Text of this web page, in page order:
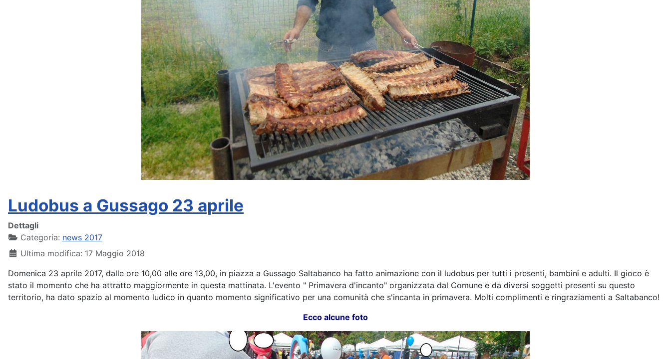
Ludobus a Gussago 23 aprile
Dettagli
Categoria: news 2017
Ultima modifica: 17 Maggio 2018
Domenica 23 aprile 2017, dalle ore 10,00 alle ore 13,00, in piazza a Gussago Saltabanco ha fatto animazione con il ludobus per tutti i presenti, bambini e adulti. Il gioco è
stato il momento che ha attratto maggiormente in questa mattinata. L'evento " Primavera d'incanto" organizzata dal Comune e da diversi soggetti presenti su questo
territorio, ha dato spazio al momento ludico in quanto momento significativo per una comunità che s'incanta in primavera. Molti complimenti e ringraziamenti a Saltabanco!
Ecco alcune foto